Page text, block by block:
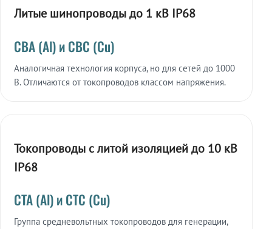
Литые шинопроводы до 1 кВ IP68
СВА (Al) и СВС (Cu)
Аналогичная технология корпуса, но для сетей до 1000
В. Отличаются от токопроводов классом напряжения.
Токопроводы с литой изоляцией до 10 кВ
IP68
СТА (Al) и СТС (Cu)
Группа средневольтных токопроводов для генерации,